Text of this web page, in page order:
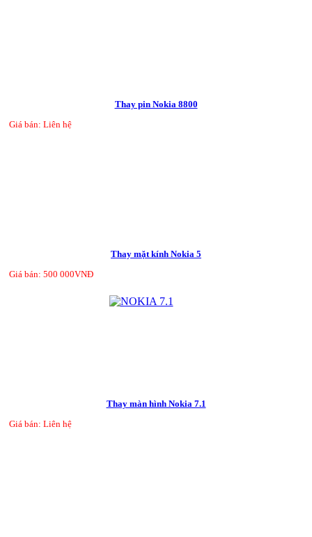
Thay pin Nokia 8800
Giá bán: Liên hệ
Thay mặt kính Nokia 5
Giá bán: 500 000VNĐ
Thay màn hình Nokia 7.1
Giá bán: Liên hệ